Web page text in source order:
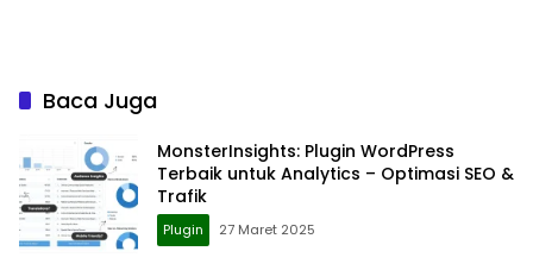
Baca Juga
MonsterInsights: Plugin WordPress
Terbaik untuk Analytics – Optimasi SEO &
Trafik
Plugin 27 Maret 2025